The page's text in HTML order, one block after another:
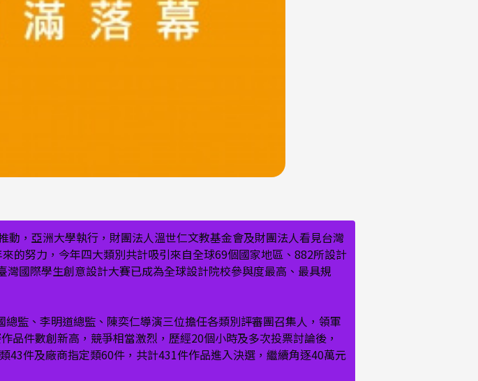
動，亞洲大學執行，財團法人溫世仁文教基金會及財團法人看見台灣
的努力，今年四大類別共計吸引來自全球69個國家地區、882所設計
國際學生創意設計大賽已成為全球設計院校參與度最高、最具規
監、李明道總監、陳奕仁導演三位擔任各類別評審團召集人，領軍
件數創新高，競爭相當激烈，歷經20個小時及多次投票討論後，
件及廠商指定類60件，共計431件作品進入決選，繼續角逐40萬元